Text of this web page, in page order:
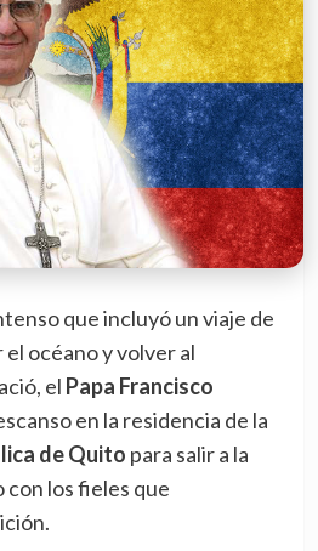
que incluyó un viaje de
océano y volver al
el Papa Francisco
en la residencia de la
de Quito para salir a la
los fieles que